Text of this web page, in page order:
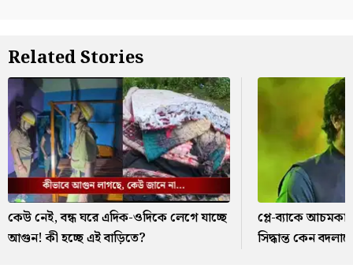
Related Stories
কেউ নেই, বন্ধ ঘরে এদিক-ওদিকে লেগে যাচ্ছে
আগুন! কী হচ্ছে এই বাড়িতে?
প্লে-ব্যাকে আচমকা
সিদ্ধান্ত কেন